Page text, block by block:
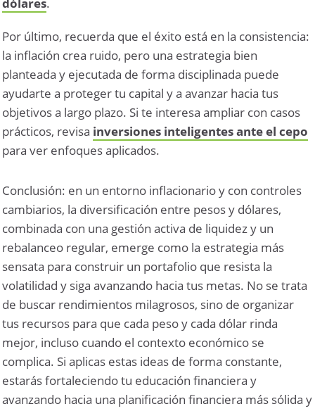
Por último, recuerda que el éxito está en la consistencia:
la inflación crea ruido, pero una estrategia bien
planteada y ejecutada de forma disciplinada puede
ayudarte a proteger tu capital y a avanzar hacia tus
objetivos a largo plazo. Si te interesa ampliar con casos
prácticos, revisa inversiones inteligentes ante el cepo
para ver enfoques aplicados.
Conclusión: en un entorno inflacionario y con controles
cambiarios, la diversificación entre pesos y dólares,
combinada con una gestión activa de liquidez y un
rebalanceo regular, emerge como la estrategia más
sensata para construir un portafolio que resista la
volatilidad y siga avanzando hacia tus metas. No se trata
de buscar rendimientos milagrosos, sino de organizar
tus recursos para que cada peso y cada dólar rinda
mejor, incluso cuando el contexto económico se
complica. Si aplicas estas ideas de forma constante,
estarás fortaleciendo tu educación financiera y
avanzando hacia una planificación financiera más sólida y